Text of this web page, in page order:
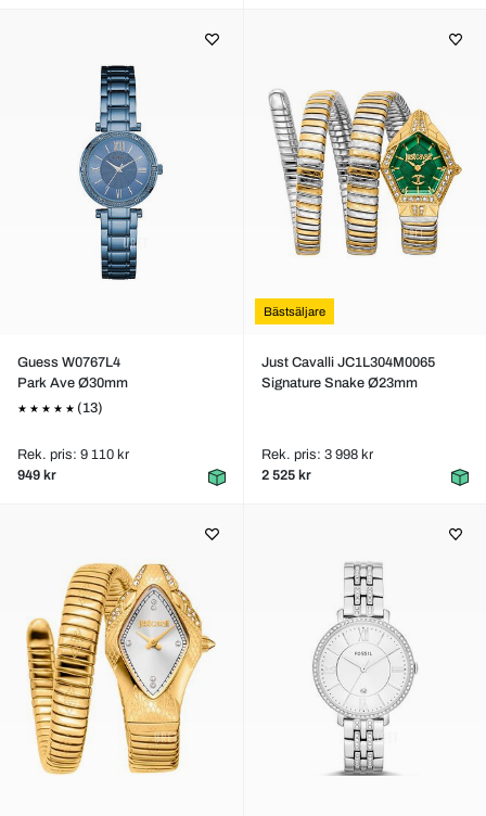
Guess W0767L4
Park Ave Ø30mm
(13)
Rek. pris: 9 110 kr
949 kr
Bästsäljare
Just Cavalli JC1L304M0065
Signature Snake Ø23mm
Rek. pris: 3 998 kr
2 525 kr